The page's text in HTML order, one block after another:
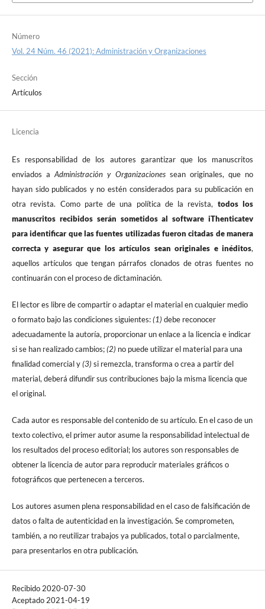
Número
Vol. 24 Núm. 46 (2021): Administración y Organizaciones
Sección
Artículos
Licencia
Es responsabilidad de los autores garantizar que los manuscritos
enviados aAdministración y Organizaciones sean originales, que no
hayan sido publicados y no estén considerados para su publicación en
otra revista. Como parte de una política de la revista, todos los
manuscritos recibidos serán sometidos al software iThenticatev
para identificar que las fuentes utilizadas fueron citadas de manera
correcta y asegurar que los artículos sean originales e inéditos,
aquellos artículos que tengan párrafos clonados de otras fuentes no
continuarán con el proceso de dictaminación.
El lector es libre de compartir o adaptar el material en cualquier medio
o formato bajo las condiciones siguientes:(1) debe reconocer
adecuadamente la autoría, proporcionar un enlace a la licencia e indicar
si se han realizado cambios;(2) no puede utilizar el material para una
finalidad comercial y(3) si remezcla, transforma o crea a partir del
material, deberá difundir sus contribuciones bajo la misma licencia que
el original.
Cada autor es responsable del contenido de su artículo. En el caso de un
texto colectivo, el primer autor asume la responsabilidad intelectual de
los resultados del proceso editorial; los autores son responsables de
obtener la licencia de autor para reproducir materiales gráficos o
fotográficos que pertenecen a terceros.
Los autores asumen plena responsabilidad en el caso de falsificación de
datos o falta de autenticidad en la investigación. Se comprometen,
también, a no reutilizar trabajos ya publicados, total o parcialmente,
para presentarlos en otra publicación.
Recibido 2020-07-30
Aceptado 2021-04-19